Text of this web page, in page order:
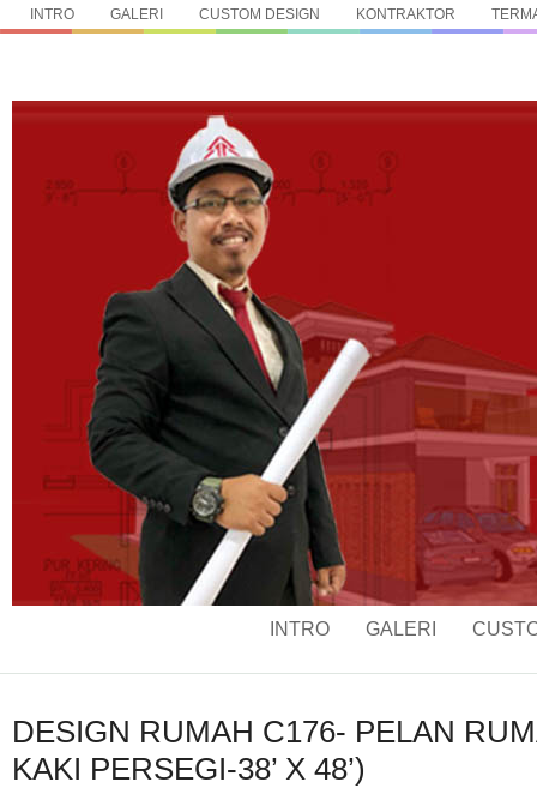
INTRO GALERI CUSTOM DESIGN KONTRAKTOR
INTRO GALERI
DESIGN RUMAH C176- PELAN
KAKI PERSEGI-38’ X 48’)